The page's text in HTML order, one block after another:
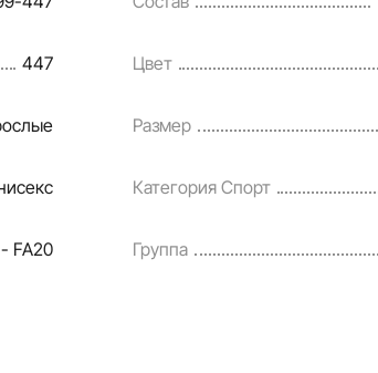
выявлять и исправлять возможные ошибки в
447 Цвет
Размер
Категория Спорт
FA20 Группа